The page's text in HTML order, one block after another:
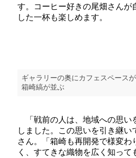
す。コーヒー好きの尾畑さんが
した一杯も楽しめます。
ギャラリーの奥にカフェスペース
箱崎縞が並ぶ
「戦前の人は、地域への思い
しました。この思いを引き継い
さん。「箱崎も再開発で様変わ
く、すてきな織物を広く知って